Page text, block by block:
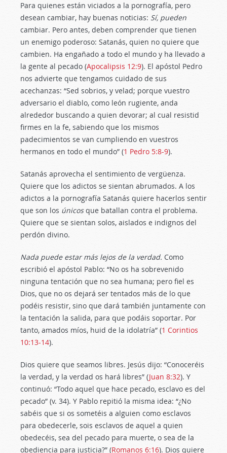
Para quienes están viciados a la pornografía, pero
desean cambiar, hay buenas noticias: Sí, pueden
cambiar. Pero antes, deben comprender que tienen
un enemigo poderoso: Satanás, quien no quiere que
cambien. Ha engañado a todo el mundo y ha llevado a
la gente al pecado (Apocalipsis 12:9). El apóstol Pedro
nos advierte que tengamos cuidado de sus
acechanzas: “Sed sobrios, y velad; porque vuestro
adversario el diablo, como león rugiente, anda
alrededor buscando a quien devorar; al cual resistid
firmes en la fe, sabiendo que los mismos
padecimientos se van cumpliendo en vuestros
hermanos en todo el mundo” (1 Pedro 5:8-9).
Satanás aprovecha el sentimiento de vergüenza.
Quiere que los adictos se sientan abrumados. A los
adictos a la pornografía Satanás quiere hacerlos sentir
que son los únicosque batallan contra el problema.
Quiere que se sientan solos, aislados e indignos del
perdón divino.
Nada puede estar más lejos de la verdad. Como
escribió el apóstol Pablo: “No os ha sobrevenido
ninguna tentación que no sea humana; pero fiel es
Dios, que no os dejará ser tentados más de lo que
podéis resistir, sino que dará también juntamente con
la tentación la salida, para que podáis soportar. Por
tanto, amados míos, huid de la idolatría” (1 Corintios
10:13-14).
Dios quiere que seamos libres. Jesús dijo: “Conoceréis
la verdad, y la verdad os hará libres” (Juan 8:32). Y
continuó: “Todo aquel que hace pecado, esclavo es del
pecado” (v. 34). Y Pablo repitió la misma idea: “¿No
sabéis que si os sometéis a alguien como esclavos
para obedecerle, sois esclavos de aquel a quien
obedecéis, sea del pecado para muerte, o sea de la
obediencia para justicia?” (Romanos 6:16). Dios quiere